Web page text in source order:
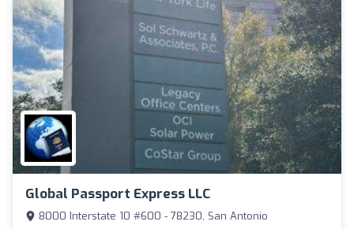
Global Passport Express LLC
8000 Interstate 10 #600 - 78230, San Antonio